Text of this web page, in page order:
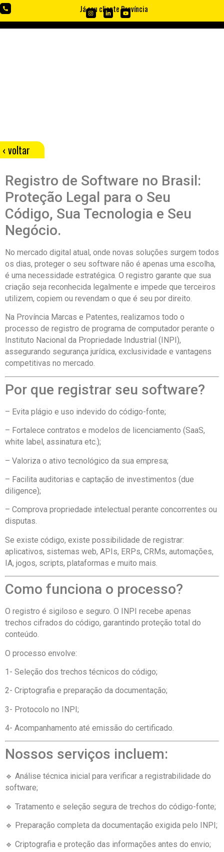
Já sou cliente Província
‹ voltar
Registro de Software no Brasil:
Proteção Legal para o Seu
Código, Sua Tecnologia e Seu
Negócio.
No mercado digital atual, onde novas soluções surgem todos
os dias, proteger o seu software não é apenas uma escolha,
é uma necessidade estratégica. O registro garante que sua
criação seja reconhecida legalmente e impede que terceiros
utilizem, copiem ou revendam o que é seu por direito.
Na Província Marcas e Patentes, realizamos todo o
processo de registro de programa de computador perante o
Instituto Nacional da Propriedade Industrial (INPI),
assegurando segurança jurídica, exclusividade e vantagens
competitivas no mercado.
Por que registrar seu software?
– Evita plágio e uso indevido do código-fonte;
– Fortalece contratos e modelos de licenciamento (SaaS,
white label, assinatura etc.);
– Valoriza o ativo tecnológico da sua empresa;
– Facilita auditorias e captação de investimentos (due
diligence);
– Comprova propriedade intelectual perante concorrentes ou
disputas.
Se existe código, existe possibilidade de registrar:
aplicativos, sistemas web, APIs, ERPs, CRMs, automações,
IA, jogos, scripts, plataformas e muito mais.
Como funciona o processo?
O registro é sigiloso e seguro. O INPI recebe apenas
trechos cifrados do código, garantindo proteção total do
conteúdo.
O processo envolve:
1- Seleção dos trechos técnicos do código;
2- Criptografia e preparação da documentação;
3- Protocolo no INPI;
4- Acompanhamento até emissão do certificado.
Nossos serviços incluem:
🔹 Análise técnica inicial para verificar a registrabilidade do
software;
🔹 Tratamento e seleção segura de trechos do código-fonte;
🔹 Preparação completa da documentação exigida pelo INPI;
🔹 Criptografia e proteção das informações antes do envio;